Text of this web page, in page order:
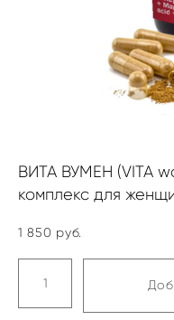
ВИТА ВУМЕН (VITA
комплекс для
1 850 pуб.